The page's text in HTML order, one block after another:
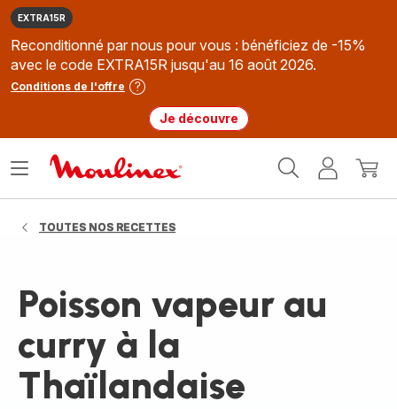
EXTRA15R
Reconditionné par nous pour vous : bénéficiez de -15%
avec le code EXTRA15R jusqu'au 16 août 2026.
Conditions de l'offre
Je découvre
MonMon
Ouvrir
TOUTES NOS RECETTES
Poisson vapeur au
curry à la
Thaïlandaise